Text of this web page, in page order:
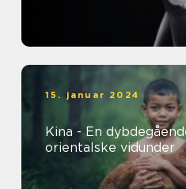
15. januar 2024
Kina - En
orientalske vidunder